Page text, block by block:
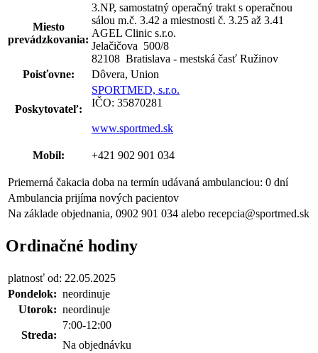
Miesto
prevádzkovania:
3.NP, samostatný operačný trakt s operačnou
sálou m.č. 3.42 a miestnosti č. 3.25 až 3.41
AGEL Clinic s.r.o.
Jelačičova 500/8
82108 Bratislava - mestská časť Ružinov
Poisťovne:
Dôvera, Union
Poskytovateľ:
SPORTMED, s.r.o.
IČO: 35870281
www.sportmed.sk
Mobil: +421 902 901 034
Priemerná čakacia doba na termín udávaná ambulanciou: 0 dní
Ambulancia prijíma nových pacientov
Na základe objednania, 0902 901 034 alebo recepcia@sportmed.sk
Ordinačné hodiny
platnosť od: 22.05.2025
Pondelok: neordinuje
Utorok: neordinuje
Streda:
7:00-12:00
Na objednávku